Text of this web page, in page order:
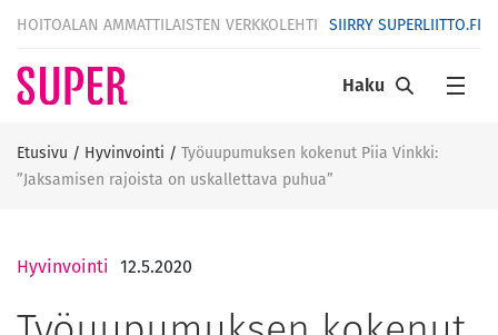
HOITOALAN AMMATTILAISTEN VERKKOLEHTI SIIRRY SUPERLIITTO.FI
Haku
Etusivu / Hyvinvointi / Työuupumuksen kokenut Piia Vinkki:
”Jaksamisen rajoista on uskallettava puhua”
Hyvinvointi 12.5.2020